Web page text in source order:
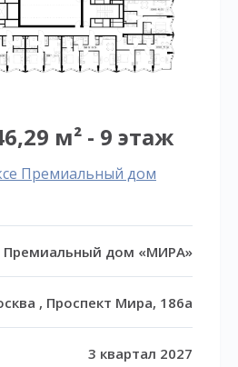
м² - 9 этаж
Премиальный дом
Премиальный дом «МИРА»
, Проспект Мира, 186а
3 квартал 2027